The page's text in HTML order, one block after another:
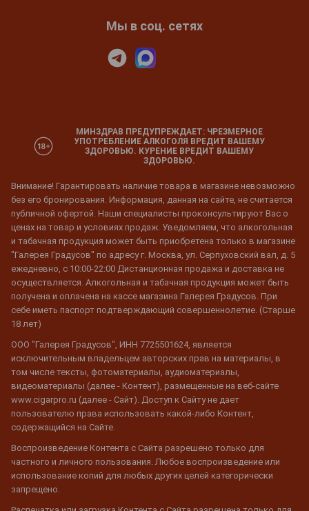
Мы в соц. сетях
МИНЗДРАВ ПРЕДУПРЕЖДАЕТ: ЧРЕЗМЕРНОЕ
УПОТРЕБЛЕНИЕ АЛКОГОЛЯ ВРЕДИТ ВАШЕМУ
ЗДОРОВЬЮ. КУРЕНИЕ ВРЕДИТ ВАШЕМУ
ЗДОРОВЬЮ.
Внимание! Гарантировать наличие товара в магазине невозможно
без его бронирования. Информация, данная на сайте, не считается
публичной офертой. Наши специалисты проконсультируют Вас о
ценах на товар и условиях продаж. Уведомляем, что алкогольная
и табачная продукция может быть приобретена только в магазине
"Галерея Градусов" по адресу г. Москва, ул. Серпуховский вал, д. 5
ежедневно, с 10:00-22:00 Дистанционная продажа и доставка не
осуществляется. Алкогольная и табачная продукция может быть
получена и оплачена на кассе магазина Галерея Градусов. При
себе иметь паспорт подтверждающий совершеннолетие. (Старше
18 лет)
ООО "Галерея Градусов", ИНН 7725501624, является
исключительным владельцем авторских прав на материалы, в
том числе тексты, фотоматериалы, аудиоматериалы,
видеоматериалы (далее - Контент), размещенные на веб-сайте
www.cigarpro.ru (далее - Сайт). Доступ к Сайту не дает
пользователю права использовать какой-либо Контент,
содержащийся на Сайте.
Воспроизведение Контента с Сайта разрешено только для
частного и личного пользования. Любое воспроизведение или
использование копий для любых других целей категорически
запрещено.